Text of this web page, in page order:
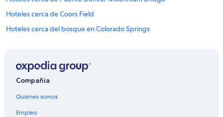
Hoteles cerca de Coors Field
Hoteles cerca del bosque en Colorado Springs
Hoteles cerca de 16th Street Mall
Compañía
Quiénes somos
Empleo